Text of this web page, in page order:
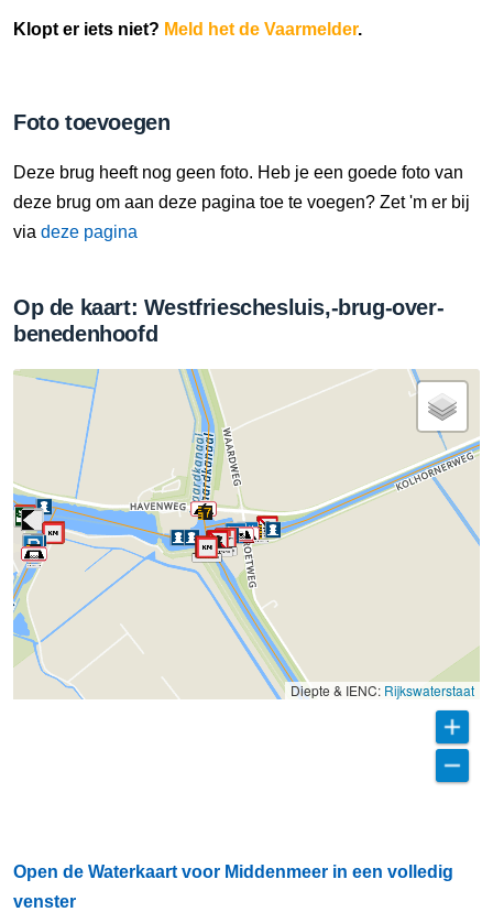
Klopt er iets niet? Meld het de Vaarmelder.
Foto toevoegen
Deze brug heeft nog geen foto. Heb je een goede foto van
deze brug om aan deze pagina toe te voegen? Zet 'm er bij
via deze pagina
Op de kaart: Westfrieschesluis,-brug-over-
benedenhoofd
Diepte & IENC: Rijkswaterstaat
Open de Waterkaart voor Middenmeer in een volledig
venster